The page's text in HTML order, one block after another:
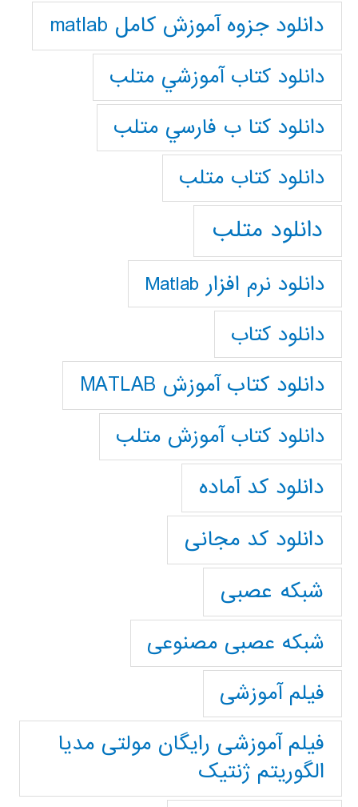
دانلود جزوه آموزش کامل matlab
دانلود كتاب آموزشي متلب
دانلود كتا ب فارسي متلب
دانلود كتاب متلب
دانلود متلب
دانلود نرم افزار Matlab
دانلود کتاب
دانلود کتاب آموزش MATLAB
دانلود کتاب آموزش متلب
دانلود کد آماده
دانلود کد مجانی
شبکه عصبی
شبکه عصبی مصنوعی
فیلم آموزشی
فیلم آموزشی رایگان مولتی مدیا
الگوریتم ژنتیک